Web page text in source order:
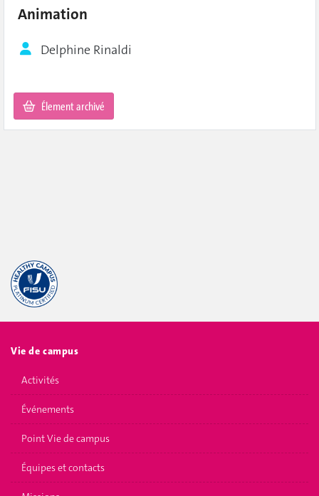
Animation
Delphine Rinaldi
Élement archivé
Vie de campus
Activités
Événements
Point Vie de campus
Équipes et contacts